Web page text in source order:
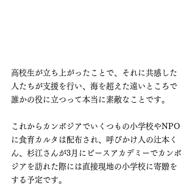
高校生が立ち上がったことで、それに共感した
人たちが支援を行い、海を超えた遠いところで
誰かの役に立つって本当に素敵なことです。
これからカンボジアでいくつもの小学校やNPO
に食育カルタは配布され、呼びかけ人の辻本く
ん、杉江さんが3月にピースアカデミーでカンボ
ジアを訪れた際には直接現地の小学校に寄贈を
する予定です。